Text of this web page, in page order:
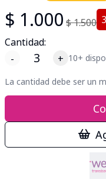
$ 1.000 $1.500
Cantidad:
-
+ 10+
La cantidad debe ser un